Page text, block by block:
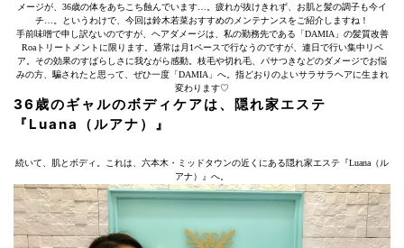
メージが、36歳の体をあちこち蝕んでいます…。疲れが抜けきれず、お肌と髪の調子も今イ
チ…。というわけで、今回は鈴木若菜おすすめのメンテナンスをご紹介しますね！
手前味噌で申し訳ないのですが、ヘアダメージは、私の勤務先である「DAMIA」の髪質改善
Roaトリートメントに限ります。通常は月1ペースで行なうのですが、連日で行い集中リペ
ア。その効果のすばらしさに我ながら感動。枝毛や切れ毛、パサつきなどのダメージでお悩
みの方、騙されたと思って、ぜひ一度「DAMIA」へ。指どおりのよいサラサラヘアに生まれ
変わります♡
36歳のギャルのボディケアは、隠れ家エステ
『Luana（ルアナ）』
続いて、肌とボディ。これは、六本木・ミッドタウンの近くにある隠れ家エステ『Luana（ル
アナ）』へ。